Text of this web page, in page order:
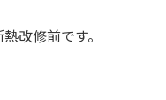
改修前です。